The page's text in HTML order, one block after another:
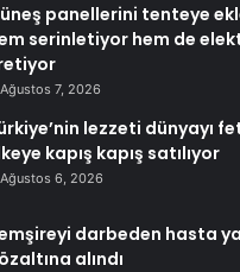
panellerini tenteye
serinletiyor hem de
Ağustos 7, 2026
lezzeti dünyayı
kapış kapış satılıyor
Ağustos 6, 2026
darbeden hasta
alındı